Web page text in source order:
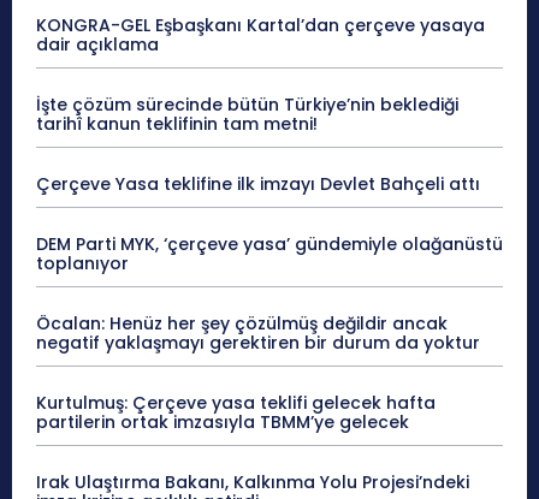
KONGRA-GEL Eşbaşkanı Kartal’dan çerçeve yasaya
dair açıklama
İşte çözüm sürecinde bütün Türkiye’nin beklediği
tarihî kanun teklifinin tam metni!
Çerçeve Yasa teklifine ilk imzayı Devlet Bahçeli attı
DEM Parti MYK, ‘çerçeve yasa’ gündemiyle olağanüstü
toplanıyor
Öcalan: Henüz her şey çözülmüş değildir ancak
negatif yaklaşmayı gerektiren bir durum da yoktur
Kurtulmuş: Çerçeve yasa teklifi gelecek hafta
partilerin ortak imzasıyla TBMM’ye gelecek
Irak Ulaştırma Bakanı, Kalkınma Yolu Projesi’ndeki